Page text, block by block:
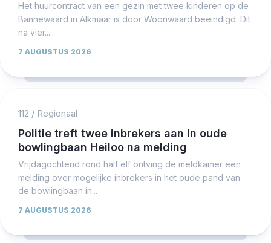
Het huurcontract van een gezin met twee kinderen op de
Bannewaard in Alkmaar is door Woonwaard beëindigd. Dit
na vier...
7 AUGUSTUS 2026
112 / Regionaal
Politie treft twee inbrekers aan in oude
bowlingbaan Heiloo na melding
Vrijdagochtend rond half elf ontving de meldkamer een
melding over mogelijke inbrekers in het oude pand van
de bowlingbaan in...
7 AUGUSTUS 2026